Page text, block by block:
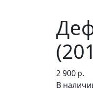
2 900р.
В